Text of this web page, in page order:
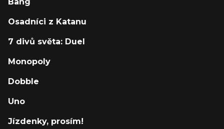
Osadníci z Katanu
7 divů světa: Duel
Monopoly
Dobble
Uno
Jízdenky, prosím!